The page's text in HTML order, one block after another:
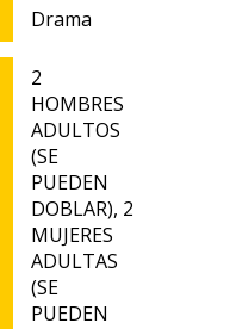
Drama
2
HOMBRES
ADULTOS
(SE
PUEDEN
DOBLAR), 2
MUJERES
ADULTAS
(SE
PUEDEN